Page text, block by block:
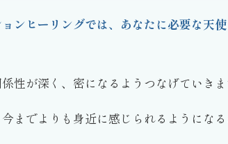
ンヒーリングでは、あなたに必要な天
性が深く、密になるようつなげていきま
までよりも身近に感じられるようになる